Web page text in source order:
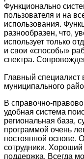
Функционально
пользователя и на
использования.
разнообразен, что,
использует только
и свои «способы»
спектра.
Главный специалист
муниципального
В справочно-
удобная система
региональная база,
программой очень
постоянной основе.
сотрудники. Хороший
поддержка. Всегда